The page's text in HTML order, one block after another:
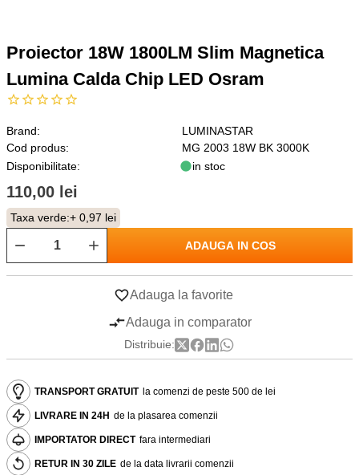
Proiector 18W 1800LM Slim Magnetica
Lumina Calda Chip LED Osram
Brand:
LUMINASTAR
Cod produs:
MG 2003 18W BK 3000K
Disponibilitate:
in stoc
110,00 lei
Taxa verde:+ 0,97 lei
ADAUGA IN COS
Adauga la favorite
Adauga in comparator
Distribuie:
TRANSPORT GRATUIT la comenzi de peste 500 de lei
LIVRARE IN 24H de la plasarea comenzii
IMPORTATOR DIRECT fara intermediari
RETUR IN 30 ZILE de la data livrarii comenzii